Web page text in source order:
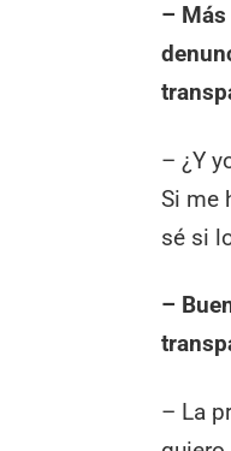
–
– ¿Y
Si me
sé si
–
– La